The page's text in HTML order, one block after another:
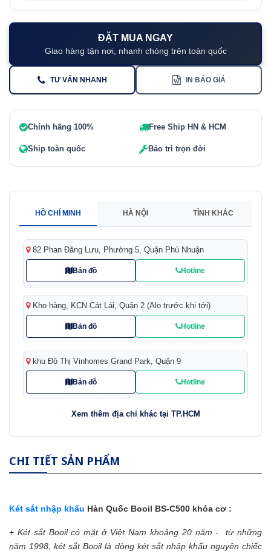
ĐẶT MUA NGAY
Giao hàng tận nơi, nhanh chóng trên toàn quốc
TƯ VẤN NHANH IN BÁO GIÁ
Chính hãng 100% Free Ship HN & HCM
Ship toàn quốc Bảo trì trọn đời
HỒ CHÍ MINH HÀ NỘI TỈNH KHÁC
82 Phan Đăng Lưu, Phường 5, Quận Phú Nhuận
Bản đồ Hotline
Kho hàng, KCN Cát Lái, Quận 2 (Alo trước khi tới)
Bản đồ Hotline
khu Đô Thị Vinhomes Grand Park, Quận 9
Bản đồ Hotline
Xem thêm địa chỉ khác tại TP.HCM
CHI TIẾT SẢN PHẨM
Két sắt nhập khẩu Hàn Quốc Booil BS-C500 khóa cơ :
+ Két sắt Booilcó mặt ở Việt Nam khoảng 20 năm - từ những
năm 1998,két sắtBooil là dòng két sắt nhập khẩu nguyên chiếc